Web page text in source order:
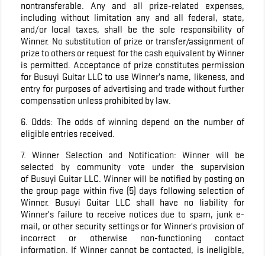
nontransferable. Any and all prize-related expenses,
including without limitation any and all federal, state,
and/or local taxes, shall be the sole responsibility of
Winner. No substitution of prize or transfer/assignment of
prize to others or request for the cash equivalent by Winner
is permitted. Acceptance of prize constitutes permission
for Busuyi Guitar LLC to use Winner’s name, likeness, and
entry for purposes of advertising and trade without further
compensation unless prohibited by law.
6. Odds: The odds of winning depend on the number of
eligible entries received.
7. Winner Selection and Notification: Winner will be
selected by community vote under the supervision
of Busuyi Guitar LLC. Winner will be notified by posting on
the group page within five (5) days following selection of
Winner. Busuyi Guitar LLC shall have no liability for
Winner’s failure to receive notices due to spam, junk e-
mail, or other security settings or for Winner’s provision of
incorrect or otherwise non-functioning contact
information. If Winner cannot be contacted, is ineligible,